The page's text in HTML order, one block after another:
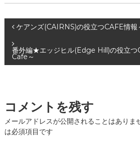
投
稿
ゲ
ー
ケアンズ(CAIRNS)の役立つCAFE情報
番外編★エッジヒル(Edge Hill)の役立つ
Cafe～
コメントを残す
メールアドレスが公開されることはありま
は必須項目です